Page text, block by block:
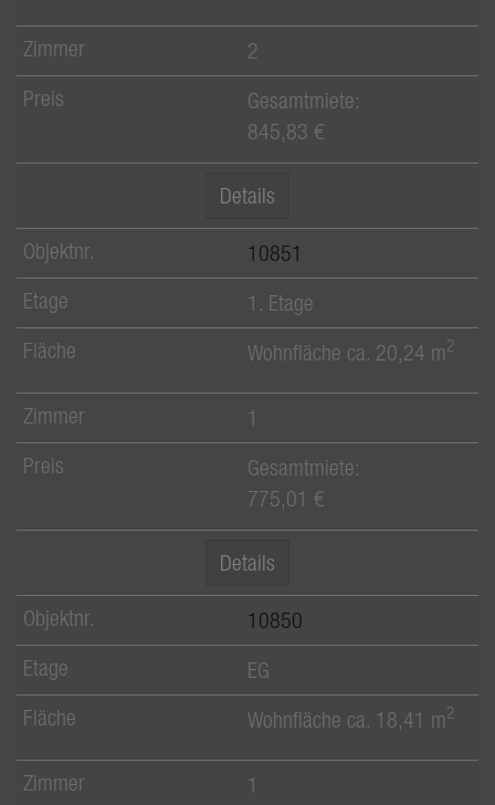
2
Gesamtmiete:
845,83 €
Details
10851
1. Etage
Wohnfläche ca. 20,24 m2
1
Gesamtmiete:
775,01 €
Details
10850
EG
Wohnfläche ca. 18,41 m2
1